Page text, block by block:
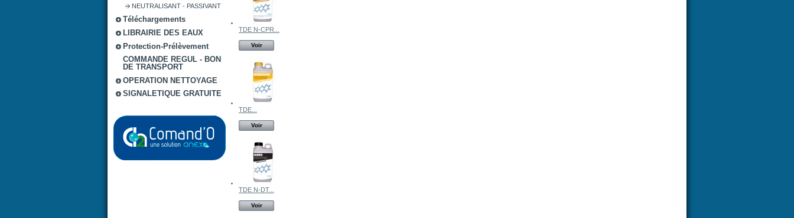
NEUTRALISANT - PASSIVANT
Téléchargements
LIBRAIRIE DES EAUX
Protection-Prélèvement
COMMANDE REGUL - BON
DE TRANSPORT
OPERATION NETTOYAGE
SIGNALETIQUE GRATUITE
TDE N-CPR...
Voir
TDE...
Voir
TDE N-DT...
Voir